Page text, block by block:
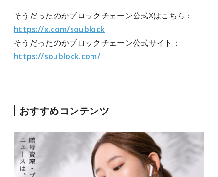
そうだったのかブロックチェーン公式Xはこちら：
https://x.com/soublock
そうだったのかブロックチェーン公式サイト：
https://soublock.com/
おすすめコンテンツ